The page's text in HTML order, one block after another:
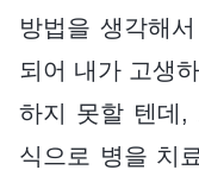
방법을 생각해
되어 내가 고생
하지 못할 텐데,
식으로 병을 치